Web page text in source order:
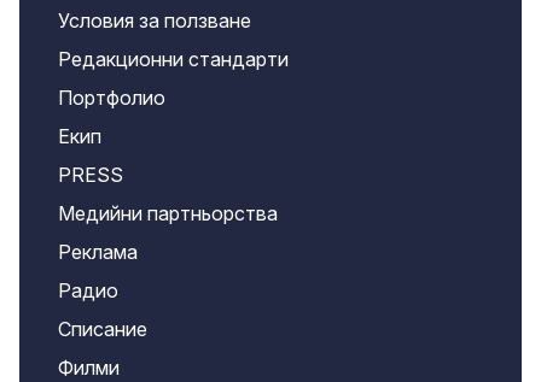
Условия за ползване
Редакционни стандарти
Портфолио
Екип
PRESS
Медийни партньорства
Реклама
Радио
Списание
Филми